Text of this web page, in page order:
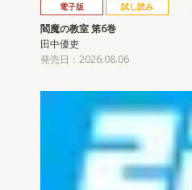
電子版 試し読み
閻魔の教室 第6巻
田中優吏
発売日：2026.08.06